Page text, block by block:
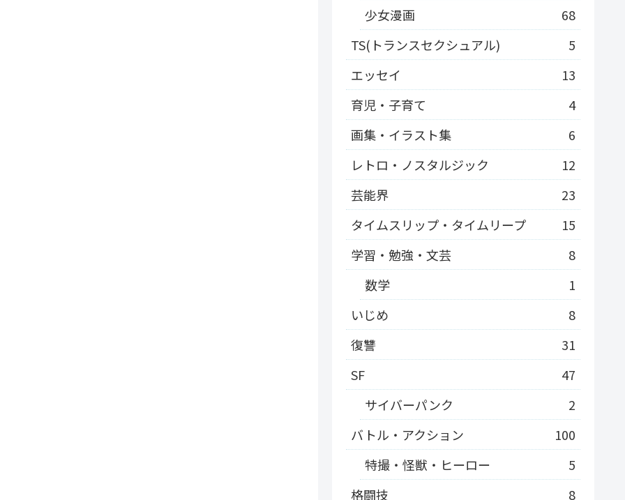
少女漫画
68
TS(トランスセクシュアル)
5
エッセイ
13
育児・子育て
4
画集・イラスト集
6
レトロ・ノスタルジック
12
芸能界
23
タイムスリップ・タイムリープ
15
学習・勉強・文芸
8
数学
1
いじめ
8
復讐
31
SF
47
サイバーパンク
2
バトル・アクション
100
特撮・怪獣・ヒーロー
5
格闘技
8